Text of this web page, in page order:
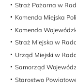
Straż Pożarna w
Komenda Miejska
Komenda
Straż Miejska w
Urząd Miejski w
Samorząd
Starostwo